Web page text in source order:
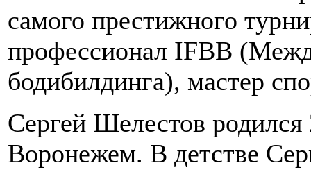
самого престижного
профессионал IFBB
бодибилдинга), мастер
Сергей Шелестов
Воронежем. В детстве